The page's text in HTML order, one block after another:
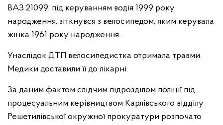
ВАЗ 21099, під керуванням водія 1999 року
народження, зіткнувся з велосипедом, яким керувала
жінка 1961 року народження.
Унаслідок ДТП велосипедистка отримала травми.
Медики доставили її до лікарні.
За даним фактом слідчим підрозділом поліції під
процесуальним керівництвом Карлівського відділу
Решетилівської окружної прокуратури розпочато